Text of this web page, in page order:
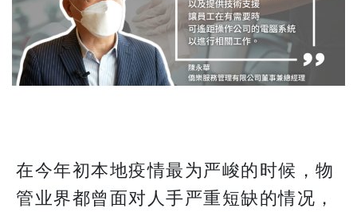
在今年初本地疫情最为严峻的时候，物
管业界都曾面对人手严重短缺的情况，